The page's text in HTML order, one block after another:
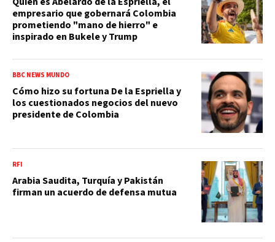
empresario que gobernará Colombia
prometiendo "mano de hierro" e
inspirado en Bukele y Trump
BBC NEWS MUNDO
Cómo hizo su fortuna De la Espriella y
los cuestionados negocios del nuevo
presidente de Colombia
RFI
Arabia Saudita, Turquía y Pakistán
firman un acuerdo de defensa mutua